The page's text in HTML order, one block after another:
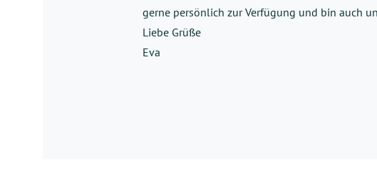
gerne persönlich zur Verfügung und bin auch
Liebe Grüße
Eva